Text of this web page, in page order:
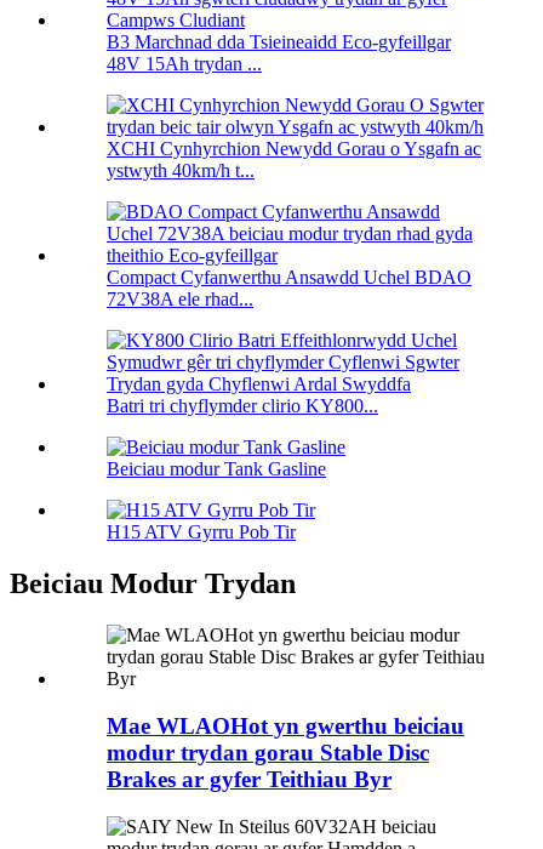
B3 Marchnad dda Tsieineaidd Eco-gyfeillgar
48V 15Ah trydan ...
XCHI Cynhyrchion Newydd Gorau o Ysgafn ac
ystwyth 40km/h t...
Compact Cyfanwerthu Ansawdd Uchel BDAO
72V38A ele rhad...
Batri tri chyflymder clirio KY800...
Beiciau modur Tank Gasline
H15 ATV Gyrru Pob Tir
Beiciau Modur Trydan
Mae WLAOHot yn gwerthu beiciau
modur trydan gorau Stable Disc
Brakes ar gyfer Teithiau Byr